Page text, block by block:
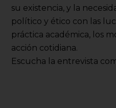
su existencia, y la
político y ético con las
práctica académica, los
acción cotidiana.
Escucha la entrevista